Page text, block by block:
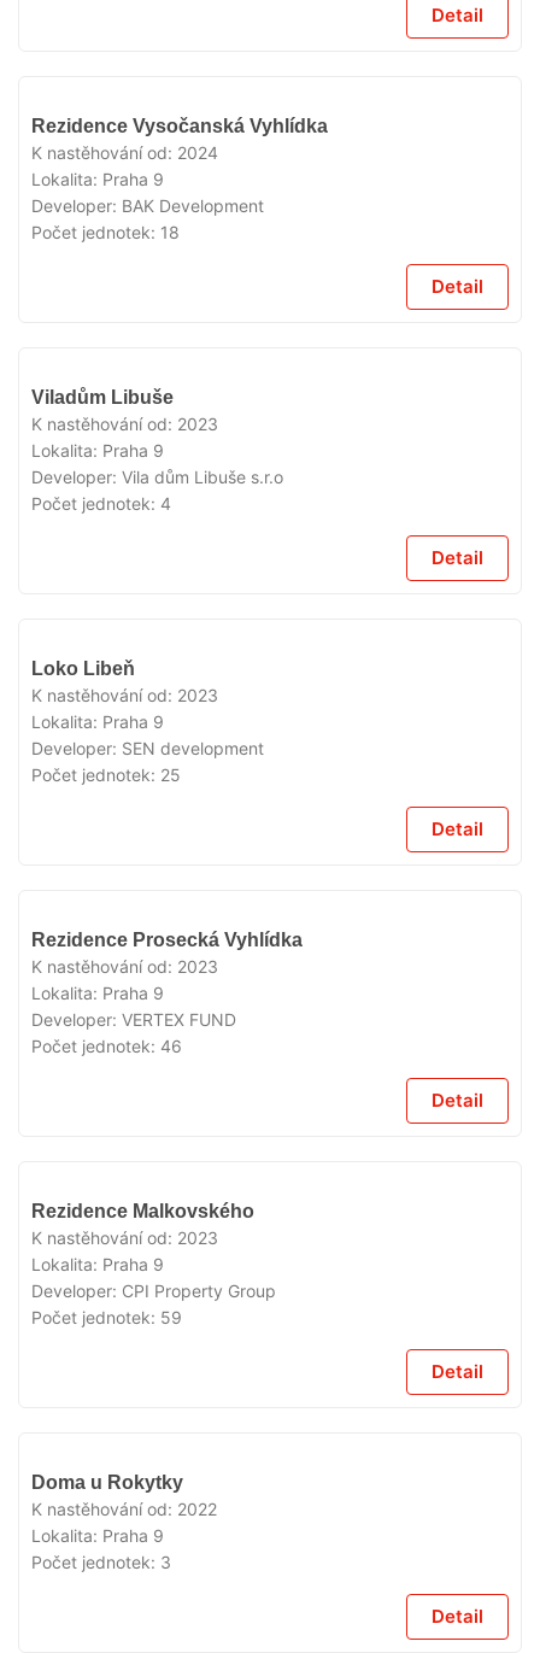
Detail
VYPRODÁNO
Rezidence Vysočanská Vyhlídka
K nastěhování od: 2024
Lokalita: Praha 9
Developer: BAK Development
Počet jednotek: 18
Detail
Viladům Libuše
K nastěhování od: 2023
Lokalita: Praha 9
Developer: Vila dům Libuše s.r.o
Počet jednotek: 4
Detail
Loko Libeň
K nastěhování od: 2023
Lokalita: Praha 9
Developer: SEN development
Počet jednotek: 25
Detail
Rezidence Prosecká Vyhlídka
K nastěhování od: 2023
Lokalita: Praha 9
Developer: VERTEX FUND
Počet jednotek: 46
Detail
Rezidence Malkovského
K nastěhování od: 2023
Lokalita: Praha 9
Developer: CPI Property Group
Počet jednotek: 59
Detail
Doma u Rokytky
K nastěhování od: 2022
Lokalita: Praha 9
Počet jednotek: 3
Detail